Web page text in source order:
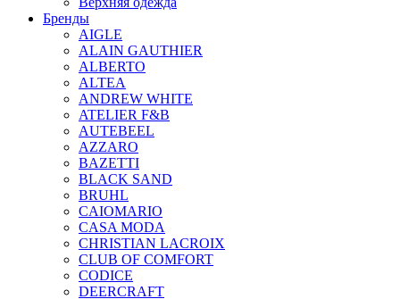
Бренды
AIGLE
ALAIN GAUTHIER
ALBERTO
ALTEA
ANDREW WHITE
ATELIER F&B
AUTEBEEL
AZZARO
BAZETTI
BLACK SAND
BRUHL
CAIOMARIO
CASA MODA
CHRISTIAN LACROIX
CLUB OF COMFORT
CODICE
DEERCRAFT